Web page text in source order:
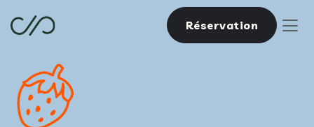
Réservation